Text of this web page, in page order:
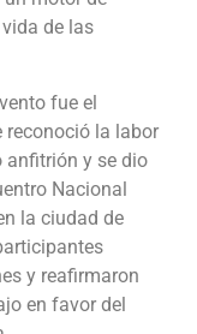
de las
fue el
reconoció la labor
anfitrión y se dio
Nacional
la ciudad de
y reafirmaron
en favor del